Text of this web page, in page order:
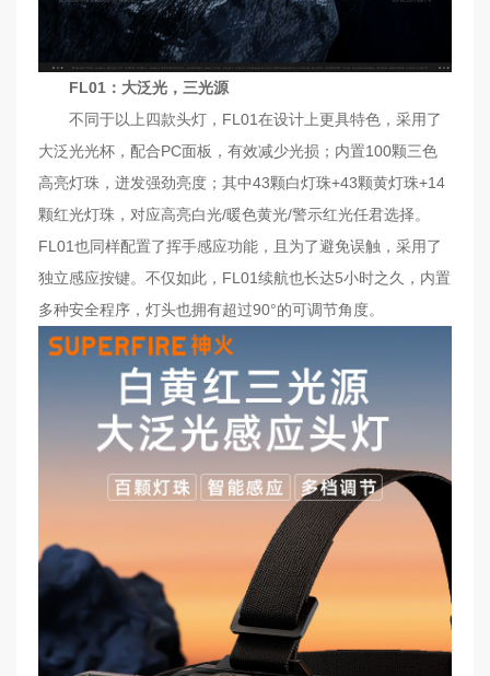
FL01：大泛光，三光源
不同于以上四款头灯，FL01在设计上更具特色，采用了
大泛光光杯，配合PC面板，有效减少光损；内置100颗三色
高亮灯珠，迸发强劲亮度；其中43颗白灯珠+43颗黄灯珠+14
颗红光灯珠，对应高亮白光/暖色黄光/警示红光任君选择。
FL01也同样配置了挥手感应功能，且为了避免误触，采用了
独立感应按键。不仅如此，FL01续航也长达5小时之久，内置
多种安全程序，灯头也拥有超过90°的可调节角度。